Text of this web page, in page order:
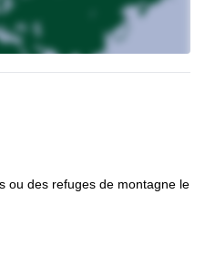
ou des refuges de montagne le